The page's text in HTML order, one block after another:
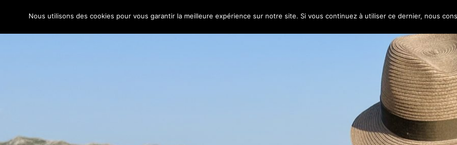
La femme aux semelles de vent
Nous utilisons des cookies pour vous garantir la meilleure expérience sur notre site. Si vous continuez à utiliser ce dernier, nous